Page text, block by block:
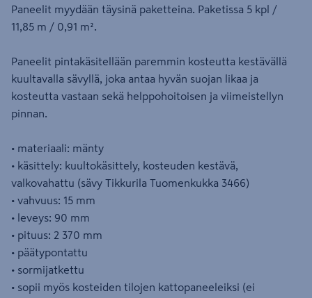
Paneelit myydään täysinä paketteina. Paketissa 5 kpl /
11,85 m / 0,91 m².
Paneelit pintakäsitellään paremmin kosteutta kestävällä
kuultavalla sävyllä, joka antaa hyvän suojan likaa ja
kosteutta vastaan sekä helppohoitoisen ja viimeistellyn
pinnan.
• materiaali: mänty
• käsittely: kuultokäsittely, kosteuden kestävä,
valkovahattu (sävy Tikkurila Tuomenkukka 3466)
• vahvuus: 15 mm
• leveys: 90 mm
• pituus: 2 370 mm
• päätypontattu
• sormijatkettu
• sopii myös kosteiden tilojen kattopaneeleiksi (ei